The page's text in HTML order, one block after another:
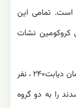
است. تمامی این
کروکومین نشات
‎براساس مطالعه‌ی منتشر شده در مجله‎ ‎درمان دیابت‎‎، ۲۴۰‏‎ ‎نفر
را به دو گروه